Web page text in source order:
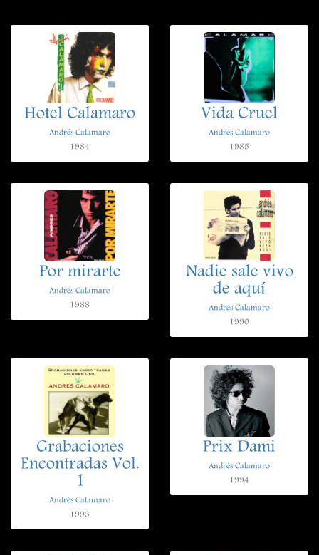
Hotel Calamaro
Andrés Calamaro
1984
Vida Cruel
Andrés Calamaro
1985
Por mirarte
Andrés Calamaro
1988
Nadie sale vivo
de aquí
Andrés Calamaro
1990
Grabaciones
Encontradas Vol.
1
Andrés Calamaro
1993
Prix Dami
Andrés Calamaro
1994